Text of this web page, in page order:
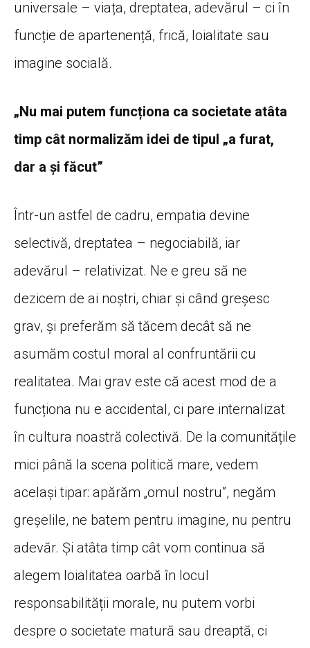
universale – viața, dreptatea, adevărul – ci în
funcție de apartenență, frică, loialitate sau
imagine socială.
„Nu mai putem funcționa ca societate atâta
timp cât normalizăm idei de tipul „a furat,
dar a și făcut”
Într-un astfel de cadru, empatia devine
selectivă, dreptatea – negociabilă, iar
adevărul – relativizat. Ne e greu să ne
dezicem de ai noștri, chiar și când greșesc
grav, și preferăm să tăcem decât să ne
asumăm costul moral al confruntării cu
realitatea. Mai grav este că acest mod de a
funcționa nu e accidental, ci pare internalizat
în cultura noastră colectivă. De la comunitățile
mici până la scena politică mare, vedem
același tipar: apărăm „omul nostru”, negăm
greșelile, ne batem pentru imagine, nu pentru
adevăr. Și atâta timp cât vom continua să
alegem loialitatea oarbă în locul
responsabilității morale, nu putem vorbi
despre o societate matură sau dreaptă, ci